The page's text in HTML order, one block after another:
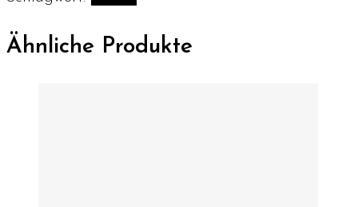
Ähnliche Produkte